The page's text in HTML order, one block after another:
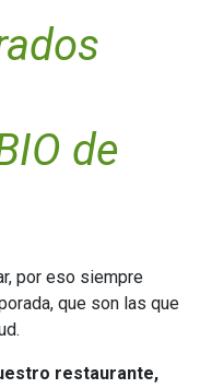
de
por eso siempre
que son las que
restaurante,